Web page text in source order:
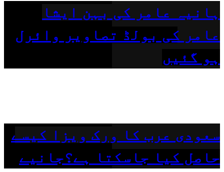
ہانیہ عامر کی بہن ایشا
عامر کی بولڈ تصاویر وائرل
ہو گئیں
سعودی عرب کا ورک ویزا کیسے
حاصل کیا جاسکتا ہے؟جانیے